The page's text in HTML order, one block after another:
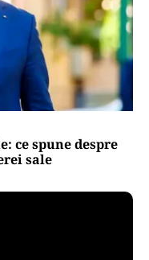
ce spune despre
sale